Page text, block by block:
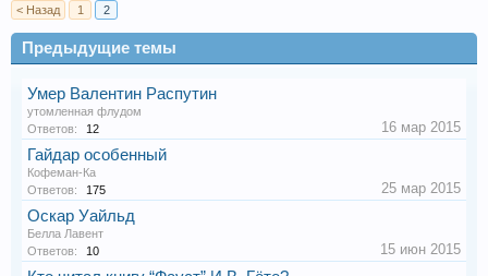
< Назад
1 2
Предыдущие темы
Умер Валентин Распутин
утомленная флудом
Ответов:
12 16 мар 2015
Гайдар особенный
Кофеман-Ка
Ответов:
175 25 мар 2015
Оскар Уайльд
Белла Лавент
Ответов:
10 15 июн 2015